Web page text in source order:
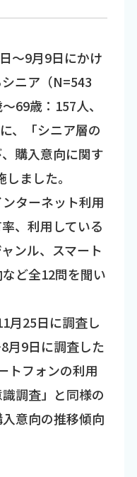
～9月9日にかけ
シニア（N=543
69歳：157人、
、「シニア層の
購入意向に関す
ました。
ターネット利用
、利用している
ンル、スマート
ど全12問を聞い
月25日に調査し
月9日に調査した
トフォンの利用
調査」と同様の
意向の推移傾向